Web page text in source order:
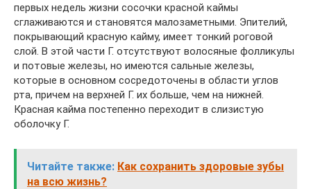
первых недель жизни сосочки красной каймы
сглаживаются и становятся малозаметными. Эпителий,
покрывающий красную кайму, имеет тонкий роговой
слой. В этой части Г. отсутствуют волосяные фолликулы
и потовые железы, но имеются сальные железы,
которые в основном сосредоточены в области углов
рта, причем на верхней Г. их больше, чем на нижней.
Красная кайма постепенно переходит в слизистую
оболочку Г.
Читайте также: Как сохранить здоровые зубы
на всю жизнь?